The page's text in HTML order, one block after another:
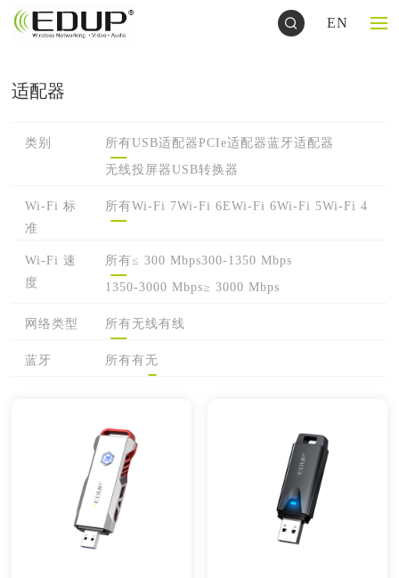
EN
适配器
类别 所有USB适配器PCIe适配器蓝牙适配器
无线投屏器USB转换器
Wi-Fi 标
准
所有Wi-Fi 7Wi-Fi 6EWi-Fi 6Wi-Fi 5Wi-Fi 4
Wi-Fi 速
度
所有≤ 300 Mbps300-1350 Mbps
1350-3000 Mbps≥ 3000 Mbps
网络类型 所有 无线有线
蓝牙 所有有 无